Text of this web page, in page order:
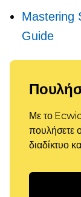
Mastering
Guide
Με το
πουλήσετε
διαδίκτυο